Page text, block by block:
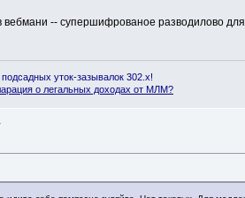
вебмани -- супершифрованое разводилово
уток-зазывалок 302.x!
о легальных доходах от МЛМ?